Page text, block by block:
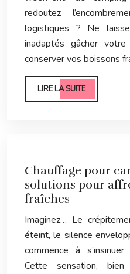
redoutez
logistiques ? Ne
inadaptés gâcher
conserver vos boissons
LIRE LA SUITE
Chauffage pour
solutions pour
fraîches
Imaginez… Le
éteint, le silence
commence à
Cette sensation,